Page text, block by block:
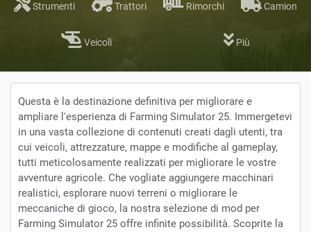
Strumenti Trattori Rimorchi Camion
Veicoli Più
Questa è la destinazione definitiva per migliorare e
ampliare l'esperienza di Farming Simulator 25. Immergetevi
in una vasta collezione di contenuti creati dagli utenti, tra
cui veicoli, attrezzature, mappe e modifiche al gameplay,
tutti meticolosamente realizzati per migliorare le vostre
avventure agricole. Che vogliate aggiungere macchinari
realistici, esplorare nuovi terreni o migliorare le
meccaniche di gioco, la nostra selezione di mod per
Farming Simulator 25 offre infinite possibilità. Scoprite la